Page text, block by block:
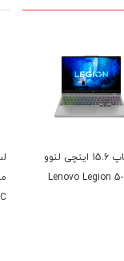
لپ تاپ 15.6 اینچی لنوو
مدل Lenovo Legion 5-